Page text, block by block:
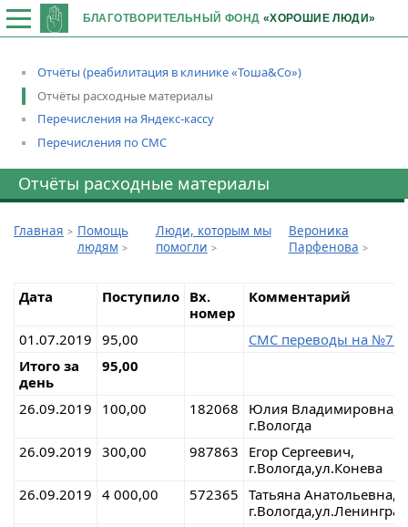
БЛАГОТВОРИТЕЛЬНЫЙ ФОНД «ХОРОШИЕ ЛЮДИ»
Отчёты (реабилитация в клинике «Тоша&Со»)
Отчёты расходные материалы
Перечисления на Яндекс-кассу
Перечисления по СМС
Отчёты расходные материалы
Главная
Помощь
людям
Люди, которым мы
помогли
Вероника
Парфенова
Дата Поступило
Вх.
номер
Комментарий
01.07.2019 95,00
СМС переводы на
Итого за
день
95,00
26.09.2019 100,00 182068
Юлия Владимировна,
г.Вологда
26.09.2019 300,00 987863
Егор Сергеевич,
г.Вологда,ул.Конева
26.09.2019 4 000,00 572365 Татьяна Анатольевна,